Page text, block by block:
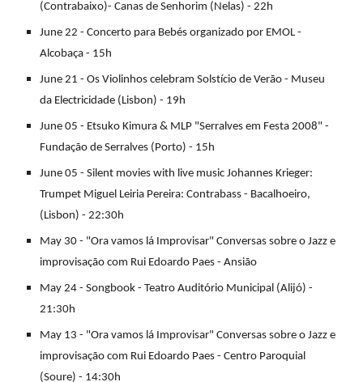
(Contrabaixo)- Canas de Senhorim (Nelas) - 22h
June 22 - Concerto para Bebés organizado por EMOL -
Alcobaça - 15h
June 21 - Os Violinhos celebram Solstício de Verão - Museu
da Electricidade (Lisbon) - 19h
June 05 - Etsuko Kimura & MLP "Serralves em Festa 2008" -
Fundação de Serralves (Porto) - 15h
June 05 - Silent movies with live music Johannes Krieger:
Trumpet Miguel Leiria Pereira: Contrabass - Bacalhoeiro,
(Lisbon) - 22:30h
May 30 - "Ora vamos lá Improvisar" Conversas sobre o Jazz e
improvisação com Rui Edoardo Paes - Ansião
May 24 - Songbook - Teatro Auditório Municipal (Alijó) -
21:30h
May 13 - "Ora vamos lá Improvisar" Conversas sobre o Jazz e
improvisação com Rui Edoardo Paes - Centro Paroquial
(Soure) - 14:30h